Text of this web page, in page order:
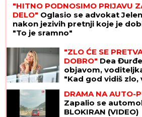
"HITNO PODNOSIMO PRIJAVU
DELO" Oglasio se advokat
nakon jezivih pretnji koje je
"To je sramno"
"ZLO ĆE SE
DOBRO" Dea
objavom,
"Kad god vidiš zlo,
DRAMA NA AUTO-
Zapalio se
BLOKIRAN (VIDEO)